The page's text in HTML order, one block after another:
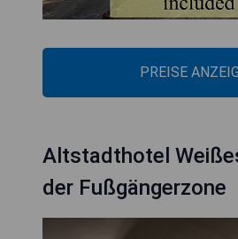
PREISE
Altstadthotel
der Fußgängerzone